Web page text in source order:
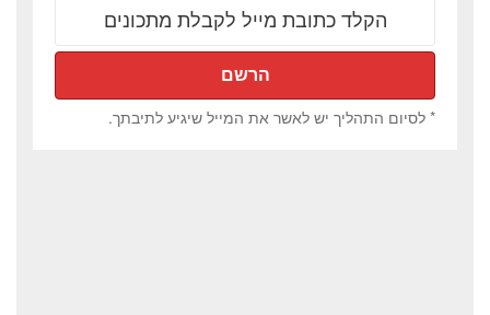
* לסיום התהליך יש לאשר את המייל שיגיע לתיבתך.